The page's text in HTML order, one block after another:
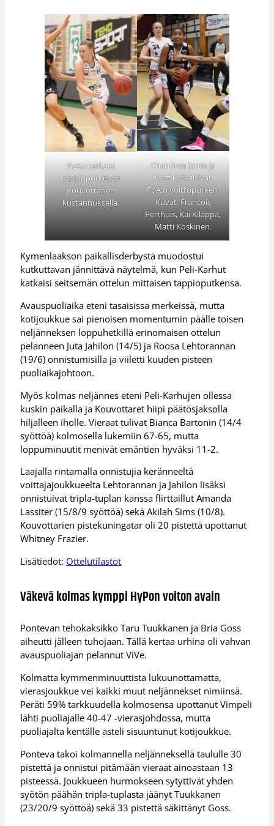
PeKa katkaisi
tappioputkensa
Kouvottarien
kustannuksella.
Chandrea Jones ja
Catz katkaisivat
FoA:n voittoputken.
Kuvat: Francois
Perthuis, Kai Kilappa,
Matti Koskinen.
Kymenlaakson paikallisderbystä muodostui
kutkuttavan jännittävä näytelmä, kun Peli-Karhut
katkaisi seitsemän ottelun mittaisen tappioputkensa.
Avauspuoliaika eteni tasaisissa merkeissä, mutta
kotijoukkue sai pienoisen momentumin päälle toisen
neljänneksen loppuhetkillä erinomaisen ottelun
pelanneen Juta Jahilon (14/5) ja Roosa Lehtorannan
(19/6) onnistumisilla ja viiletti kuuden pisteen
puoliaikajohtoon.
Myös kolmas neljännes eteni Peli-Karhujen ollessa
kuskin paikalla ja Kouvottaret hiipi päätösjaksolla
hiljalleen iholle. Vieraat tulivat Bianca Bartonin (14/4
syöttöä) kolmosella lukemiin 67-65, mutta
loppuminuutit menivät emäntien hyväksi 11-2.
Laajalla rintamalla onnistujia keränneeltä
voittajajoukkueelta Lehtorannan ja Jahilon lisäksi
onnistuivat tripla-tuplan kanssa flirttaillut Amanda
Lassiter (15/8/9 syöttöä) sekä Akilah Sims (10/8).
Kouvottarien pistekuningatar oli 20 pistettä upottanut
Whitney Frazier.
Lisätiedot: Ottelutilastot
Väkevä kolmas kymppi HyPon voiton avain
Pontevan tehokaksikko Taru Tuukkanen ja Bria Goss
aiheutti jälleen tuhojaan. Tällä kertaa urhina oli vahvan
avauspuoliajan pelannut ViVe.
Kolmatta kymmenminuuttista lukuunottamatta,
vierasjoukkue vei kaikki muut neljännekset nimiinsä.
Peräti 59% tarkkuudella kolmosensa upottanut Vimpeli
lähti puoliajalle 40-47 -vierasjohdossa, mutta
puoliajalta kentälle asteli sisuuntunut kotijoukkue.
Ponteva takoi kolmannella neljänneksellä taululle 30
pistettä ja onnistui pitämään vieraat ainoastaan 13
pisteessä. Joukkueen hurmokseen sytyttivät yhden
syötön päähän tripla-tuplasta jäänyt Tuukkanen
(23/20/9 syöttöä) sekä 33 pistettä säkittänyt Goss.